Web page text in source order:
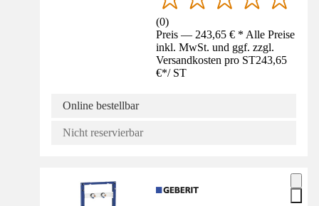
(0)
Preis — 243,65 € * Alle Preise
inkl. MwSt. und ggf. zzgl.
Versandkosten pro ST243,65
€*/ ST
Online bestellbar
Nicht reservierbar